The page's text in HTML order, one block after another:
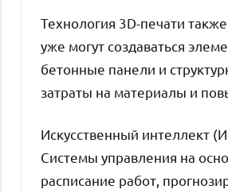
Технология 3D-печати
уже могут создаваться
бетонные панели и
затраты на материалы и
Искусственный интеллект
Системы управления на
расписание работ,